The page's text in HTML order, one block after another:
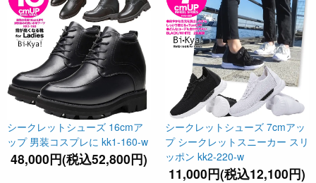
シークレットシューズ 16cmア
ップ 男装コスプレに kk1-160-w
48,000円(税込52,800円)
シークレットシューズ 7cmアッ
プ シークレットスニーカー スリ
ッポン kk2-220-w
11,000円(税込12,100円)